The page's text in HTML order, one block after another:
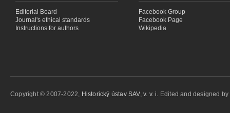
Editorial Board
Journal's ethical standards
Instructions for authors
Facebook Group
Facebook Page
Wikipedia
Copyright © 2007-2022, Historický ústav SAV, v. v. i. Edited and designed by